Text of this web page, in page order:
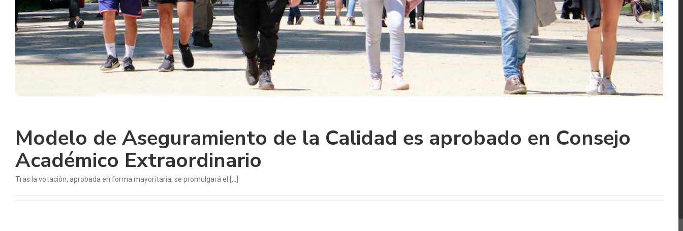
Modelo de Aseguramiento de la Calidad es aprobado en Consejo
Académico Extraordinario
Tras la votación, aprobada en forma mayoritaria, se promulgará el [...]